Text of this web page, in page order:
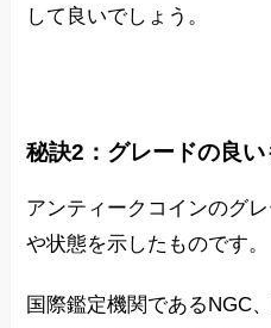
して良いでしょう。
秘訣2：グレードの良
アンティークコインのグ
や状態を示したものです。
国際鑑定機関であるNGC